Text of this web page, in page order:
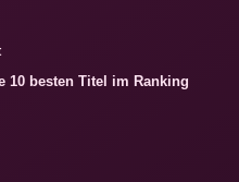
10 besten Titel im Ranking